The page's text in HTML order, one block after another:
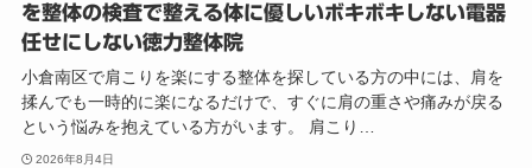
を整体の検査で整える体に優しいボキボキしない電器
任せにしない徳力整体院
小倉南区で肩こりを楽にする整体を探している方の中には、肩を
揉んでも一時的に楽になるだけで、すぐに肩の重さや痛みが戻る
という悩みを抱えている方がいます。 肩こり…
2026年8月4日